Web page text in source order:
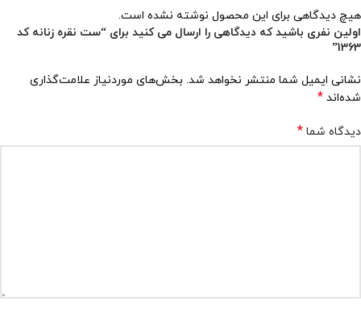
هیچ دیدگاهی برای این محصول نوشته نشده است.
اولین نفری باشید که دیدگاهی را ارسال می کنید برای “ست نقره زنانه کد
1363”
نشانی ایمیل شما منتشر نخواهد شد. بخش‌های موردنیاز علامت‌گذاری
شده‌اند *
دیدگاه شما *